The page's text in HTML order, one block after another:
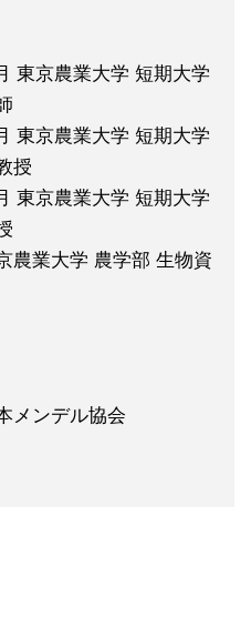
東京農業大学 短期大学
東京農業大学 短期大学
授
東京農業大学 短期大学
農業大学 農学部 生物資
メンデル協会